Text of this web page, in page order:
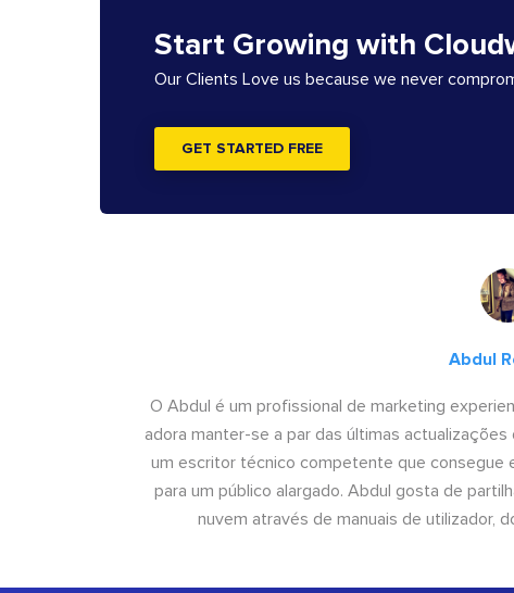
Start Growing with
Our Clients Love us because we never
GET STARTED FREE
Abdul
O Abdul é um profissional de marketing
adora manter-se a par das últimas
um escritor técnico competente que consegue
para um público alargado. Abdul gosta de
nuvem através de manuais de utilizador,